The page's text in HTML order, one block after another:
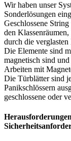
Wir haben unser
Sonderlösungen
Geschlossene
den
durch die
Die Elemente sind
magnetisch sind
Arbeiten mit
Die Türblätter sind
Panikschlössern
geschlossene oder